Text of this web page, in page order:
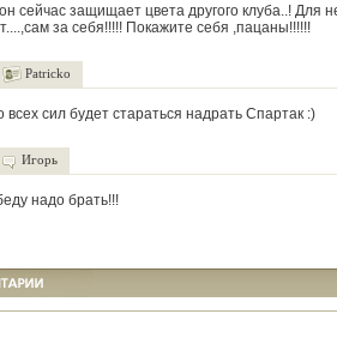
сейчас защищает цвета другого клуба..! Для
за себя!!!!! Покажите себя ,пацаны!!!!!!
Patricko
всех сил будет стараться надрать Спартак :)
Игорь
надо брать!!!